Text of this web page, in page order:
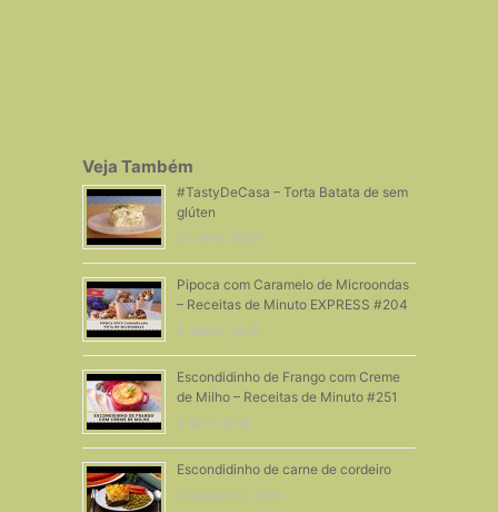
Veja Também
#TastyDeCasa – Torta Batata de sem
glúten
24 Abril, 2020
Pipoca com Caramelo de Microondas
– Receitas de Minuto EXPRESS #204
2 Junho, 2016
Escondidinho de Frango com Creme
de Milho – Receitas de Minuto #251
4 Abril, 2016
Escondidinho de carne de cordeiro
4 Dezembro, 2018